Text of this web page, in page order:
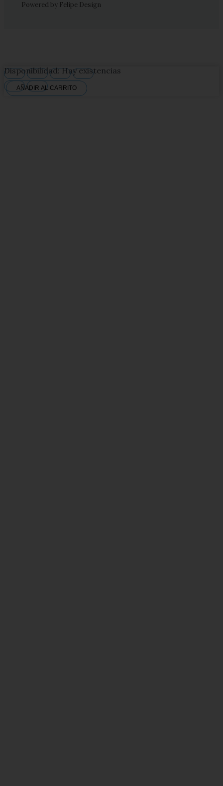
Powered by Felipe Design
Disponibilidad: Hay existencias
Salt
AÑADIR AL CARRITO